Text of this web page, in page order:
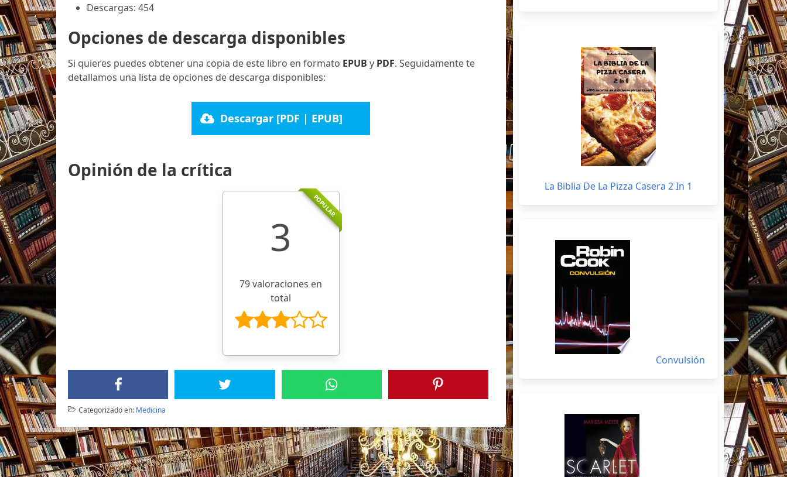
Descargas: 454
Opciones de descarga disponibles
Si quieres puedes obtener una copia de este libro en formato EPUB y PDF. Seguidamente te
detallamos una lista de opciones de descarga disponibles:
Descargar [PDF | EPUB]
Opinión de la crítica
POPULAR
3
79 valoraciones en
total
Categorizado en: Medicina
La Biblia De La Pizza Casera 2 In 1
Convulsión